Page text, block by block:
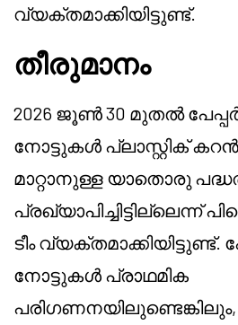
വ്യക്തമാക്കിയിട്ടുണ്ട്.
തീരുമാനം
2026 ജൂൺ 30 മുതൽ
നോട്ടുകൾ പ്ലാസ്റ്റിക്
മാറ്റാനുള്ള യാതൊരു
പ്രഖ്യാപിച്ചിട്ടില്ലെന്ന്
ടീം
നോട്ടുകൾ പ്രാഥമിക